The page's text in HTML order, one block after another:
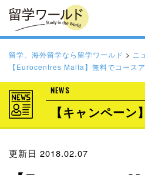
留学、海外留学なら留学ワールド > ニ
【Eurocentres Malta】無料でコース
NEWS
【キャンペー
更新日 2018.02.07